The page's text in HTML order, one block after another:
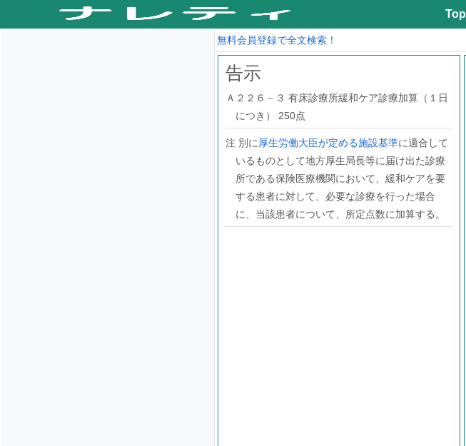
Top
無料会員登録で全文検索！
告示
Ａ２２６－３ 有床診療所緩和ケア診療加算（１日
につき） 250点
注 別に 厚生労働大臣が定める施設基準に適合して
いるものとして地方厚生局長等に届け出た診療
所である保険医療機関において、緩和ケアを要
する患者に対して、必要な診療を行った場合
に、当該患者について、所定点数に加算する。